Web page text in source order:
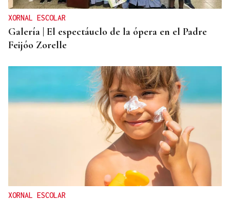
XORNAL ESCOLAR
Galería | El espectáuclo de la ópera en el Padre
Feijóo Zorelle
XORNAL ESCOLAR